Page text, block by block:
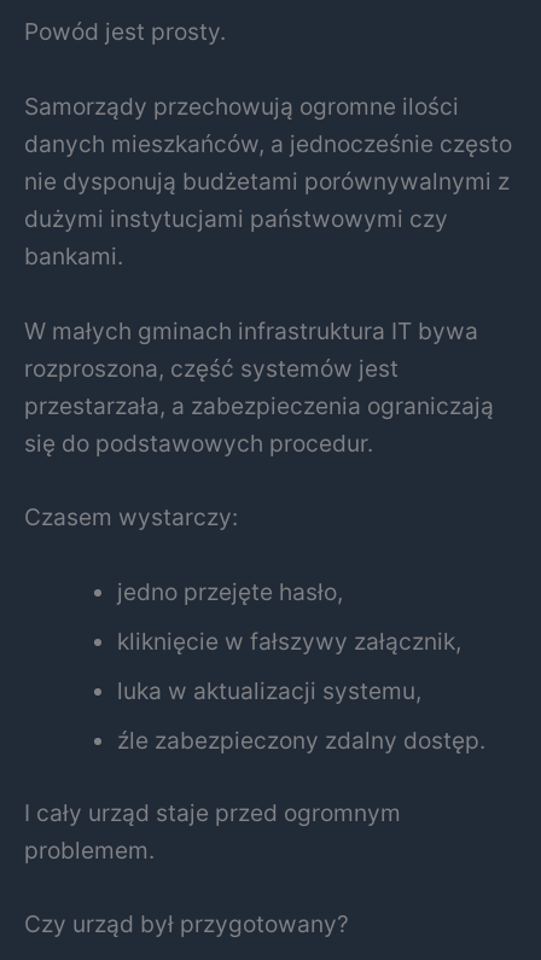
Powód jest prosty.
Samorządy przechowują ogromne ilości
danych mieszkańców, a jednocześnie często
nie dysponują budżetami porównywalnymi z
dużymi instytucjami państwowymi czy
bankami.
W małych gminach infrastruktura IT bywa
rozproszona, część systemów jest
przestarzała, a zabezpieczenia ograniczają
się do podstawowych procedur.
Czasem wystarczy:
jedno przejęte hasło,
kliknięcie w fałszywy załącznik,
luka w aktualizacji systemu,
źle zabezpieczony zdalny dostęp.
I cały urząd staje przed ogromnym
problemem.
Czy urząd był przygotowany?